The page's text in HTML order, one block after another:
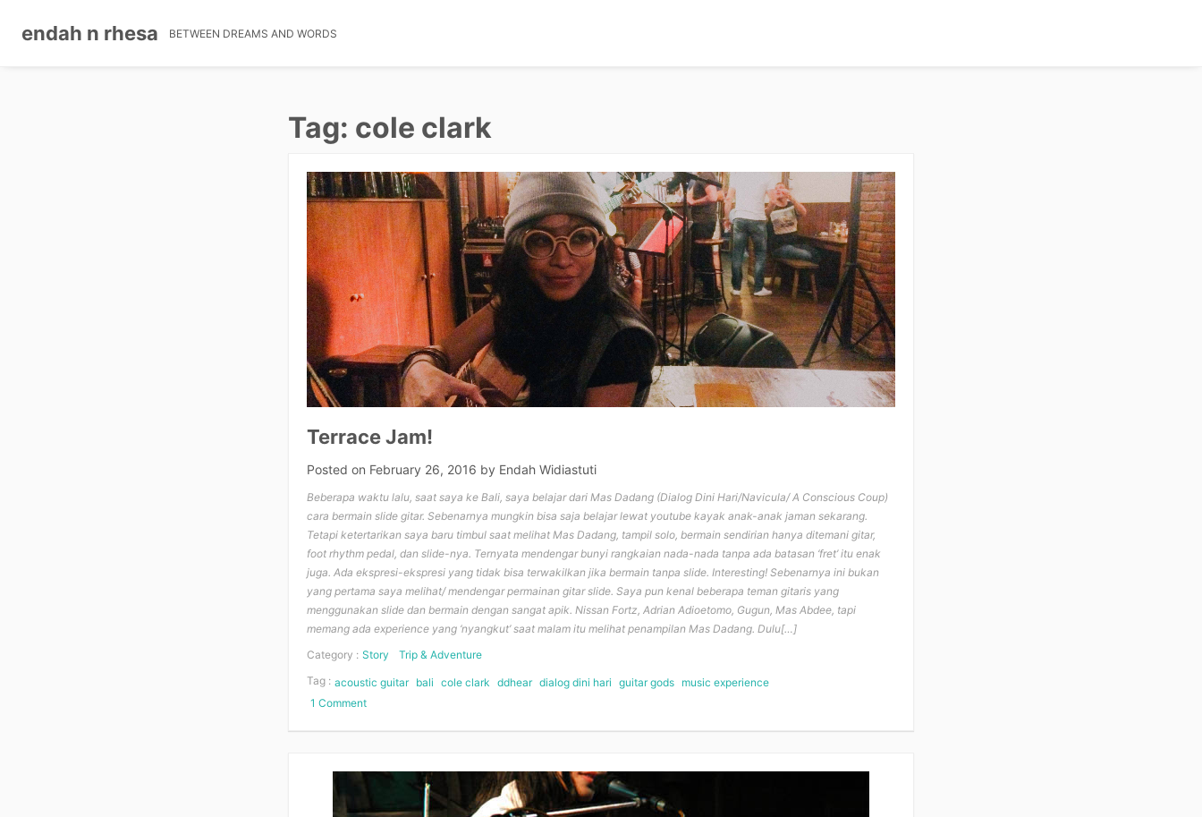
endah n rhesa BETWEEN DREAMS AND WORDS
Tag: cole clark
Terrace Jam!
Posted on February 26, 2016 by Endah Widiastuti
Beberapa waktu lalu, saat saya ke Bali, saya belajar dari Mas Dadang (Dialog Dini Hari/Navicula/ A Conscious Coup)
cara bermain slide gitar. Sebenarnya mungkin bisa saja belajar lewat youtube kayak anak-anak jaman sekarang.
Tetapi ketertarikan saya baru timbul saat melihat Mas Dadang, tampil solo, bermain sendirian hanya ditemani gitar,
foot rhythm pedal, dan slide-nya. Ternyata mendengar bunyi rangkaian nada-nada tanpa ada batasan ‘fret’ itu enak
juga. Ada ekspresi-ekspresi yang tidak bisa terwakilkan jika bermain tanpa slide. Interesting! Sebenarnya ini bukan
yang pertama saya melihat/ mendengar permainan gitar slide. Saya pun kenal beberapa teman gitaris yang
menggunakan slide dan bermain dengan sangat apik. Nissan Fortz, Adrian Adioetomo, Gugun, Mas Abdee, tapi
memang ada experience yang ‘nyangkut’ saat malam itu melihat penampilan Mas Dadang. Dulu[…]
Category : Story
Trip & Adventure
Tag : acoustic guitar bali cole clark ddhear dialog dini hari guitar gods music experience
1 Comment